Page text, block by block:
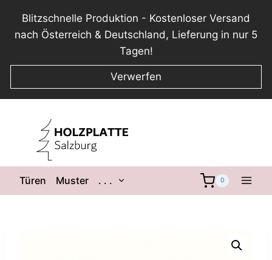
Blitzschnelle Produktion - Kostenloser Versand
nach Österreich & Deutschland, Lieferung in nur 5
Tagen!
Verwerfen
springen
Türen Muster . . . 0